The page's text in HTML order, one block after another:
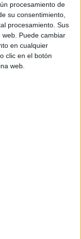
procesamiento de
su consentimiento,
procesamiento. Sus
Puede cambiar
en cualquier
clic en el botón
web.
estalla:
policía no
de
y asistencia